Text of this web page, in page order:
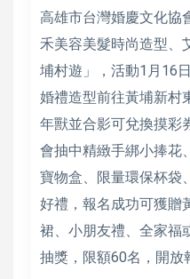
高雄市台灣婚慶文化協
禾美容美髮時尚造型、
埔村遊」，活動1月16
婚禮造型前往黃埔新村
年獸並合影可兌換摸彩
會抽中精緻手綁小捧花
寶物盒、限量環保杯袋
好禮，報名成功可獲贈
裙、小朋友禮、全家福
抽獎，限額60名，開放